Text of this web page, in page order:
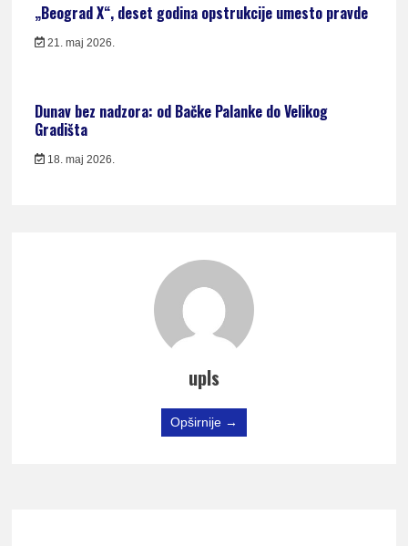
„Beograd X“, deset godina opstrukcije umesto pravde
21. maj 2026.
Dunav bez nadzora: od Bačke Palanke do Velikog
Gradišta
18. maj 2026.
upls
Opširnije →